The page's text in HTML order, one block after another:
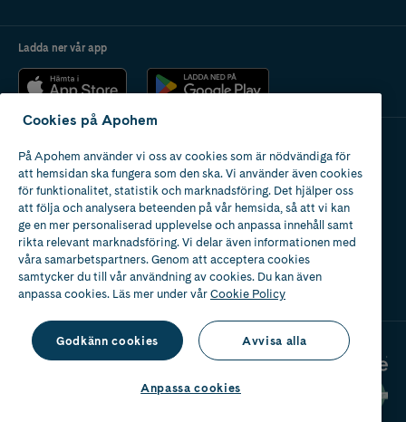
Ladda ner vår app
Apotek med tillstånd
av Läkemedelsverket
2024
Cookies på Apohem
På Apohem använder vi oss av cookies som är nödvändiga för
att hemsidan ska fungera som den ska. Vi använder även cookies
för funktionalitet, statistik och marknadsföring. Det hjälper oss
att följa och analysera beteenden på vår hemsida, så att vi kan
ge en mer personaliserad upplevelse och anpassa innehåll samt
rikta relevant marknadsföring. Vi delar även informationen med
våra samarbetspartners. Genom att acceptera cookies
samtycker du till vår användning av cookies. Du kan även
anpassa cookies. Läs mer under vårCookie Policy
Godkänn cookies Avvisa alla
Anpassa cookies